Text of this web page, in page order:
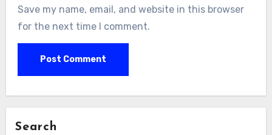
Save my name, email, and website in this browser
for the next time I comment.
Search